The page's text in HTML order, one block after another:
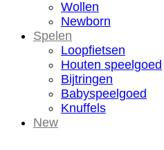
Wollen
Newborn
Spelen
Loopfietsen
Houten speelgoed
Bijtringen
Babyspeelgoed
Knuffels
New